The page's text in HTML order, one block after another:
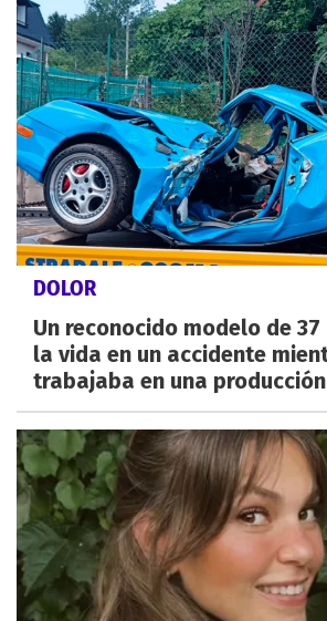
DOLOR
Un reconocido modelo de
la vida en un accidente
trabajaba en una producción